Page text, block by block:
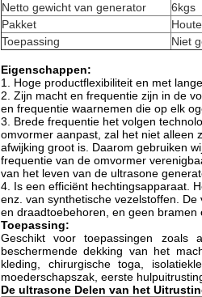
Netto gewicht van generator
6kgs
Pakket
Toepassing
Niet
Eigenschappen:
1. Hoge productflexibiliteit en met
2. Zijn macht en frequentie zijn in de
en frequentie waarnemen die op elk
3. Brede frequentie het volgen
omvormer aanpast, zal het niet alleen
afwijking groot is. Daarom gebruiken
frequentie van de omvormer
van het leven van de ultrasone
4. Is een efficiënt hechtingsapparaat.
enz. van synthetische vezelstoffen.
en draadtoebehoren, en geen bramen
Toepassing:
Geschikt voor toepassingen zoals
beschermende dekking van het
kleding, chirurgische toga,
moederschapszak, eerste
De ultrasone Delen van het